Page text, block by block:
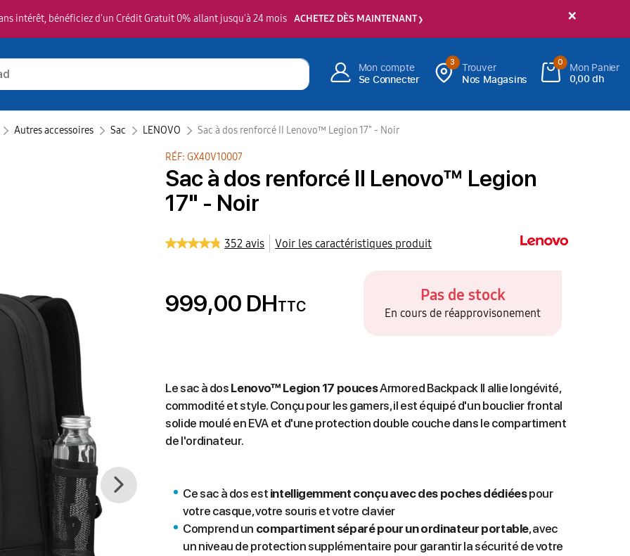
×
intérêt, bénéficiez d'un Crédit Gratuit 0% allant jusqu'à 24 mois ACHETEZ DÈS MAINTENANT
Mon compte
Se Connecter
3
Trouver
Nos Magasins
0
Mon Panier
0,00 dh
Autres accessoires Sac LENOVO‎ Sac à dos renforcé II Lenovo™ Legion 17" - Noir
RÉF: GX40V10007
Sac à dos renforcé II Lenovo™ Legion
17" - Noir
352 avis Voir les caractéristiques produit
999,00 DHTTC
Pas de stock
En cours de réapprovisonement
Le sac à dos Lenovo™ Legion 17 poucesArmored Backpack II allie longévité,
commodité et style. Conçu pour les gamers, il est équipé d'un bouclier frontal
solide moulé en EVA et d'une protection double couche dans le compartiment
de l'ordinateur.
Ce sac à dos est intelligemment conçu avec des poches dédiéespour
votre casque, votre souris et votre clavier
Comprend un compartiment séparé pour un ordinateur portable, avec
un niveau de protection supplémentaire pour garantir la sécurité de votre